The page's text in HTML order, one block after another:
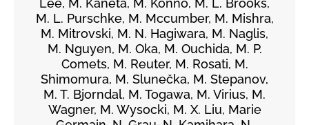
Lee, M. Kaneta, M. Konno, M. L. Brooks,
M. L. Purschke, M. Mccumber, M. Mishra,
M. Mitrovski, M. N. Hagiwara, M. Naglis,
M. Nguyen, M. Oka, M. Ouchida, M. P.
Comets, M. Reuter, M. Rosati, M.
Shimomura, M. Slunečka, M. Stepanov,
M. T. Bjorndal, M. Togawa, M. Virius, M.
Wagner, M. Wysocki, M. X. Liu, Marie